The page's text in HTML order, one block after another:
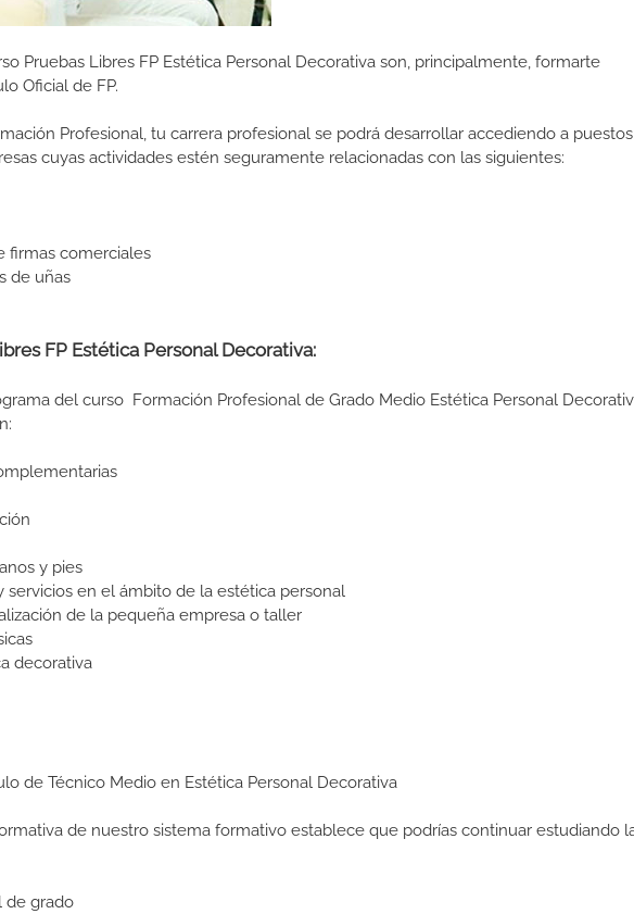
Pruebas Libres FP Estética Personal Decorativa son, principalmente, formarte
Oficial de FP.
Profesional, tu carrera profesional se podrá desarrollar accediendo a
cuyas actividades estén seguramente relacionadas con las siguientes:
firmas comerciales
de uñas
FP Estética Personal Decorativa:
del curso Formación Profesional de Grado Medio Estética Personal
y pies
en el ámbito de la estética personal
de la pequeña empresa o taller
decorativa
de Técnico Medio en Estética Personal Decorativa
de nuestro sistema formativo establece que podrías continuar estudiando
de grado